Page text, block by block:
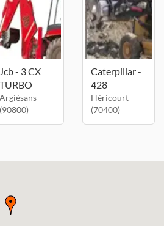
Jcb - 3 CX
TURBO
Argiésans -
(90800)
Caterpillar -
428
Héricourt -
(70400)